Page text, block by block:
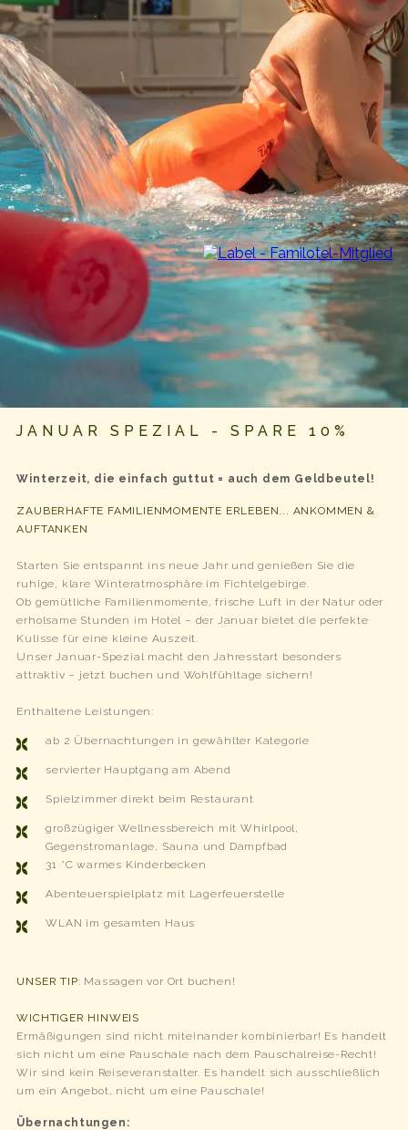
JANUAR SPEZIAL - SPARE 10%
Winterzeit, die einfach guttut = auch dem Geldbeutel!
ZAUBERHAFTE FAMILIENMOMENTE ERLEBEN... ANKOMMEN &
AUFTANKEN
Starten Sie entspannt ins neue Jahr und genießen Sie die
ruhige, klare Winteratmosphäre im Fichtelgebirge.
Ob gemütliche Familienmomente, frische Luft in der Natur oder
erholsame Stunden im Hotel – der Januar bietet die perfekte
Kulisse für eine kleine Auszeit.
Unser Januar-Spezial macht den Jahresstart besonders
attraktiv – jetzt buchen und Wohlfühltage sichern!
Enthaltene Leistungen:
ab 2 Übernachtungen in gewählter Kategorie
servierter Hauptgang am Abend
Spielzimmer direkt beim Restaurant
großzügiger Wellnessbereich mit Whirlpool,
Gegenstromanlage, Sauna und Dampfbad
31 °C warmes Kinderbecken
Abenteuerspielplatz mit Lagerfeuerstelle
WLAN im gesamten Haus
UNSER TIP: Massagen vor Ort buchen!
WICHTIGER HINWEIS
Ermäßigungen sind nicht miteinander kombinierbar! Es handelt
sich nicht um eine Pauschale nach dem Pauschalreise-Recht!
Wir sind kein Reiseveranstalter. Es handelt sich ausschließlich
um ein Angebot, nicht um eine Pauschale!
Übernachtungen